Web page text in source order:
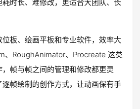
时长、难修改，更适合大团队、长
板、绘画平板和专业软件，效率大
、RoughAnimator、Procreate 这类
帧与帧之间的管理和修改都更灵
帧绘制的创作方式，让动画保有手